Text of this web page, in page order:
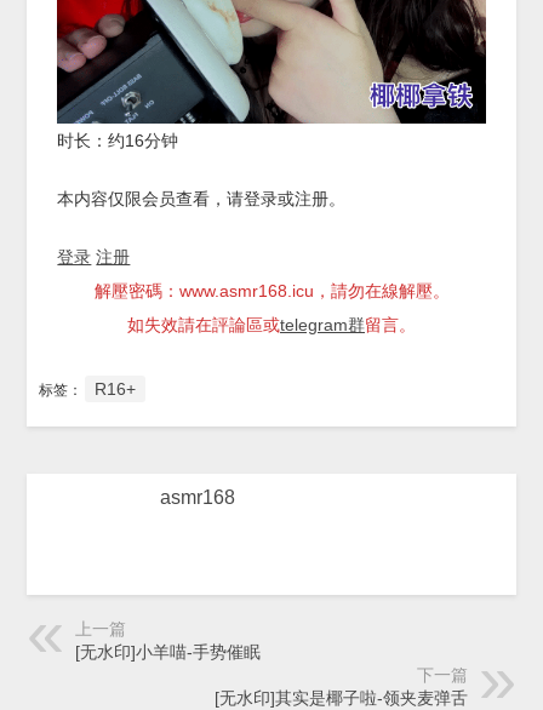
时长：约16分钟
本内容仅限会员查看，请登录或注册。
登录 注册
解壓密碼：www.asmr168.icu，請勿在線解壓。
如失效請在評論區或telegram群留言。
标签： R16+
asmr168
上一篇
[无水印]小羊喵-手势催眠
下一篇
[无水印]其实是椰子啦-领夹麦弹舌